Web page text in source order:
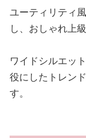
ユーティリティ
し、おしゃれ上
ワイドシルエッ
役にしたトレン
す。